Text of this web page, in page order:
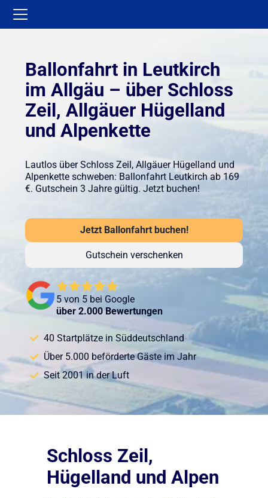
Ballonfahrt in Leutkirch
im Allgäu – über Schloss
Zeil, Allgäuer Hügelland
und Alpenkette
Lautlos über Schloss Zeil, Allgäuer Hügelland und
Alpenkette schweben: Ballonfahrt Leutkirch ab 169
€. Gutschein 3 Jahre gültig. Jetzt buchen!
Jetzt Ballonfahrt buchen!
Gutschein verschenken
5 von 5 bei Google
über 2.000 Bewertungen
40 Startplätze in Süddeutschland
Über 5.000 beförderte Gäste im Jahr
Seit 2001 in der Luft
Schloss Zeil,
Hügelland und Alpen